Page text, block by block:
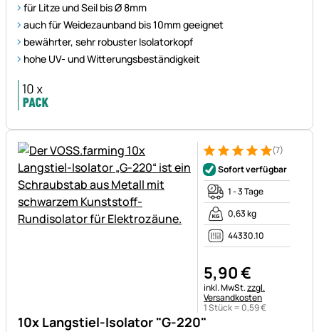
für Litze und Seil bis Ø 8mm
auch für Weidezaunband bis 10mm geeignet
bewährter, sehr robuster Isolatorkopf
hohe UV- und Witterungsbeständigkeit
10x Langstiel-Isolator "G-220"
Bewertung: 5 von 5 (7
7 Bewertungen
(7)
Sofort verfügbar
1 - 3 Tage
0,63 kg
44330.10
5,90€
Steuerhinweis:
inkl. MwSt.zzgl.
Versandkosten
1 Stück = 0,59€